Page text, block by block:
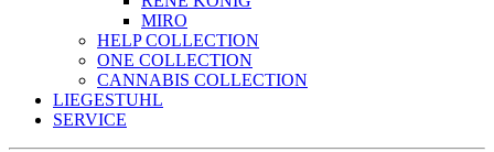
MIRO
HELP COLLECTION
ONE COLLECTION
CANNABIS COLLECTION
LIEGESTUHL
SERVICE